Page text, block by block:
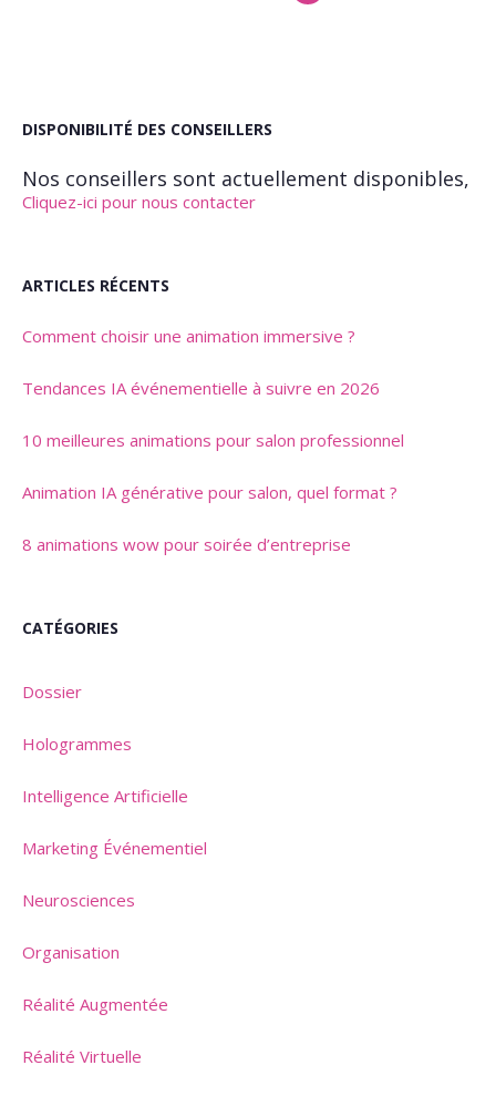
DISPONIBILITÉ DES CONSEILLERS
Nos conseillers sont actuellement disponibles,
Cliquez-ici pour nous contacter
ARTICLES RÉCENTS
Comment choisir une animation immersive ?
Tendances IA événementielle à suivre en 2026
10 meilleures animations pour salon professionnel
Animation IA générative pour salon, quel format ?
8 animations wow pour soirée d’entreprise
CATÉGORIES
Dossier
Hologrammes
Intelligence Artificielle
Marketing Événementiel
Neurosciences
Organisation
Réalité Augmentée
Réalité Virtuelle